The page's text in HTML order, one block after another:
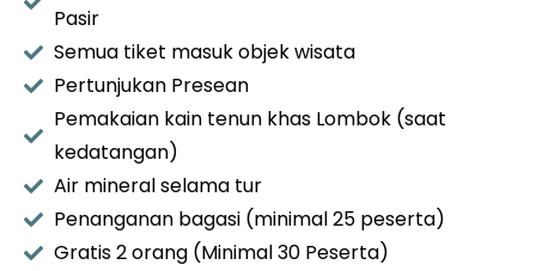
Pasir
Semua tiket masuk objek wisata
Pertunjukan Presean
Pemakaian kain tenun khas Lombok (saat
kedatangan)
Air mineral selama tur
Penanganan bagasi (minimal 25 peserta)
Gratis 2 orang (Minimal 30 Peserta)